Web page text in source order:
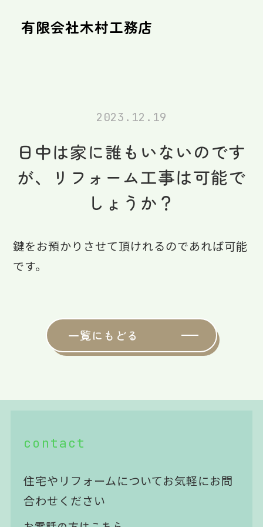
有限会社木村工務店
2023.12.19
日中は家に誰もいないのです
が、リフォーム工事は可能で
しょうか？
鍵をお預かりさせて頂けれるのであれば可能
です。
一覧にもどる
contact
住宅やリフォームについてお気軽にお問
合わせください